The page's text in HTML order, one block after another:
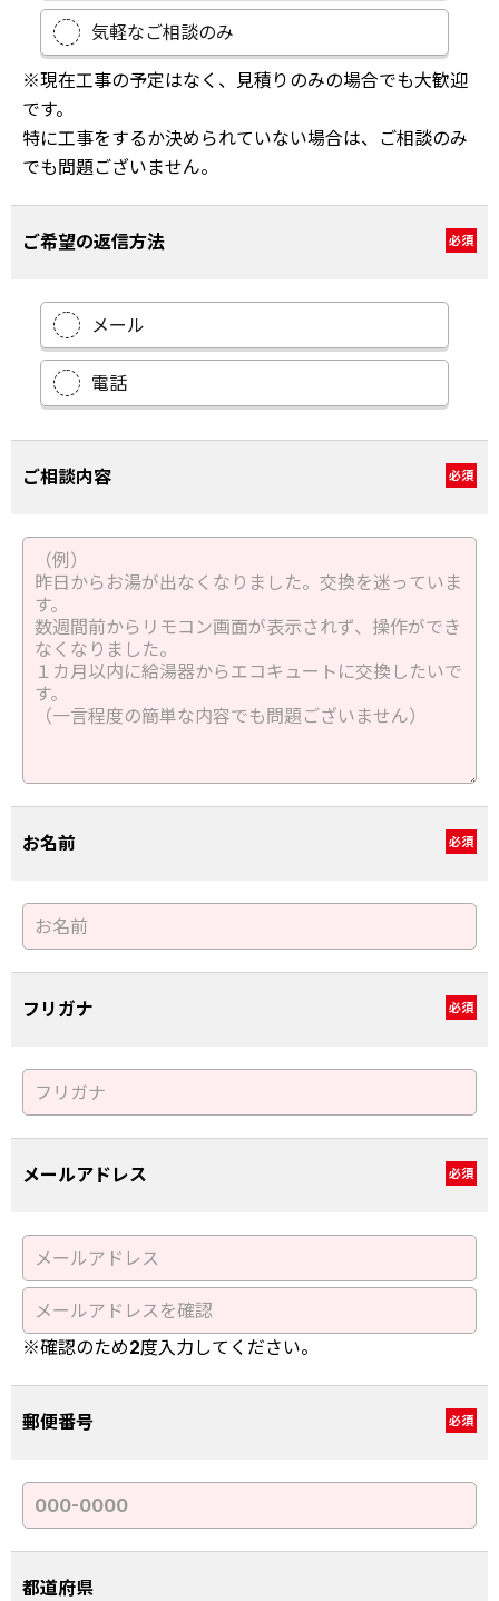
気軽なご相談のみ
※現在工事の予定はなく、見積りのみの場合でも大歓迎
です。
特に工事をするか決められていない場合は、ご相談のみ
でも問題ございません。
ご希望の返信方法 必須
メール
電話
ご相談内容 必須
お名前 必須
フリガナ 必須
メールアドレス 必須
※確認のため2度入力してください。
郵便番号 必須
都道府県